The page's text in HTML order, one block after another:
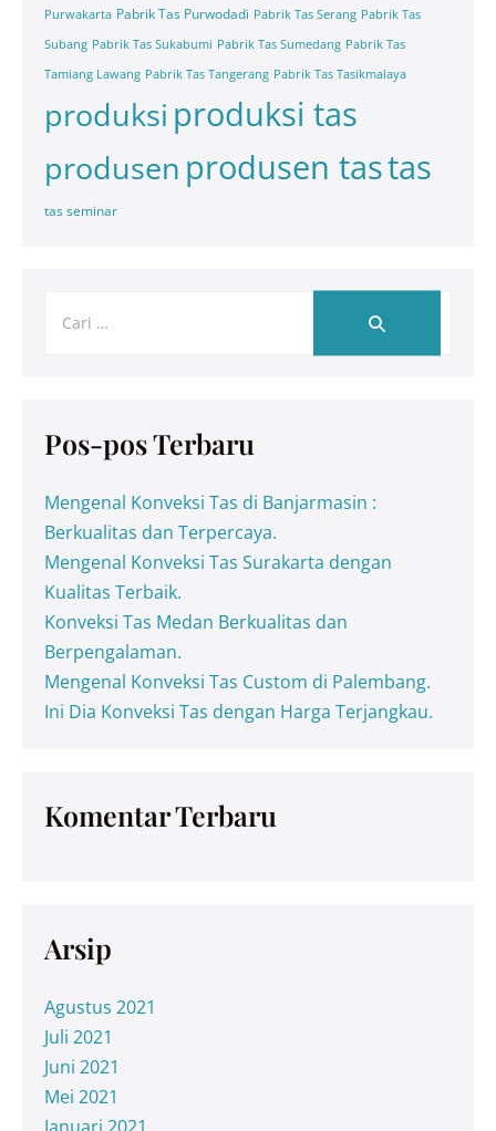
Purwakarta Pabrik Tas Purwodadi Pabrik Tas Serang Pabrik Tas
Subang Pabrik Tas Sukabumi Pabrik Tas Sumedang Pabrik Tas
Tamiang Lawang Pabrik Tas Tangerang Pabrik Tas Tasikmalaya
produksi produksi tas
produsen produsen tastas
tas seminar
Pos-pos Terbaru
Mengenal Konveksi Tas di Banjarmasin :
Berkualitas dan Terpercaya.
Mengenal Konveksi Tas Surakarta dengan
Kualitas Terbaik.
Konveksi Tas Medan Berkualitas dan
Berpengalaman.
Mengenal Konveksi Tas Custom di Palembang.
Ini Dia Konveksi Tas dengan Harga Terjangkau.
Komentar Terbaru
Arsip
Agustus 2021
Juli 2021
Juni 2021
Mei 2021